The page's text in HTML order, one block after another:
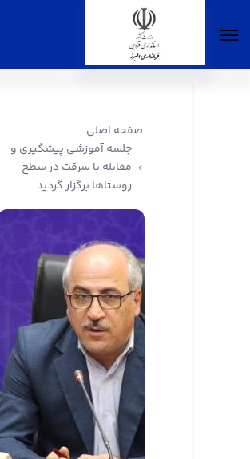
صفحه اصلی
جلسه آموزشی پیشگیری و
مقابله با سرقت در سطح
روستاها برگزار گردید